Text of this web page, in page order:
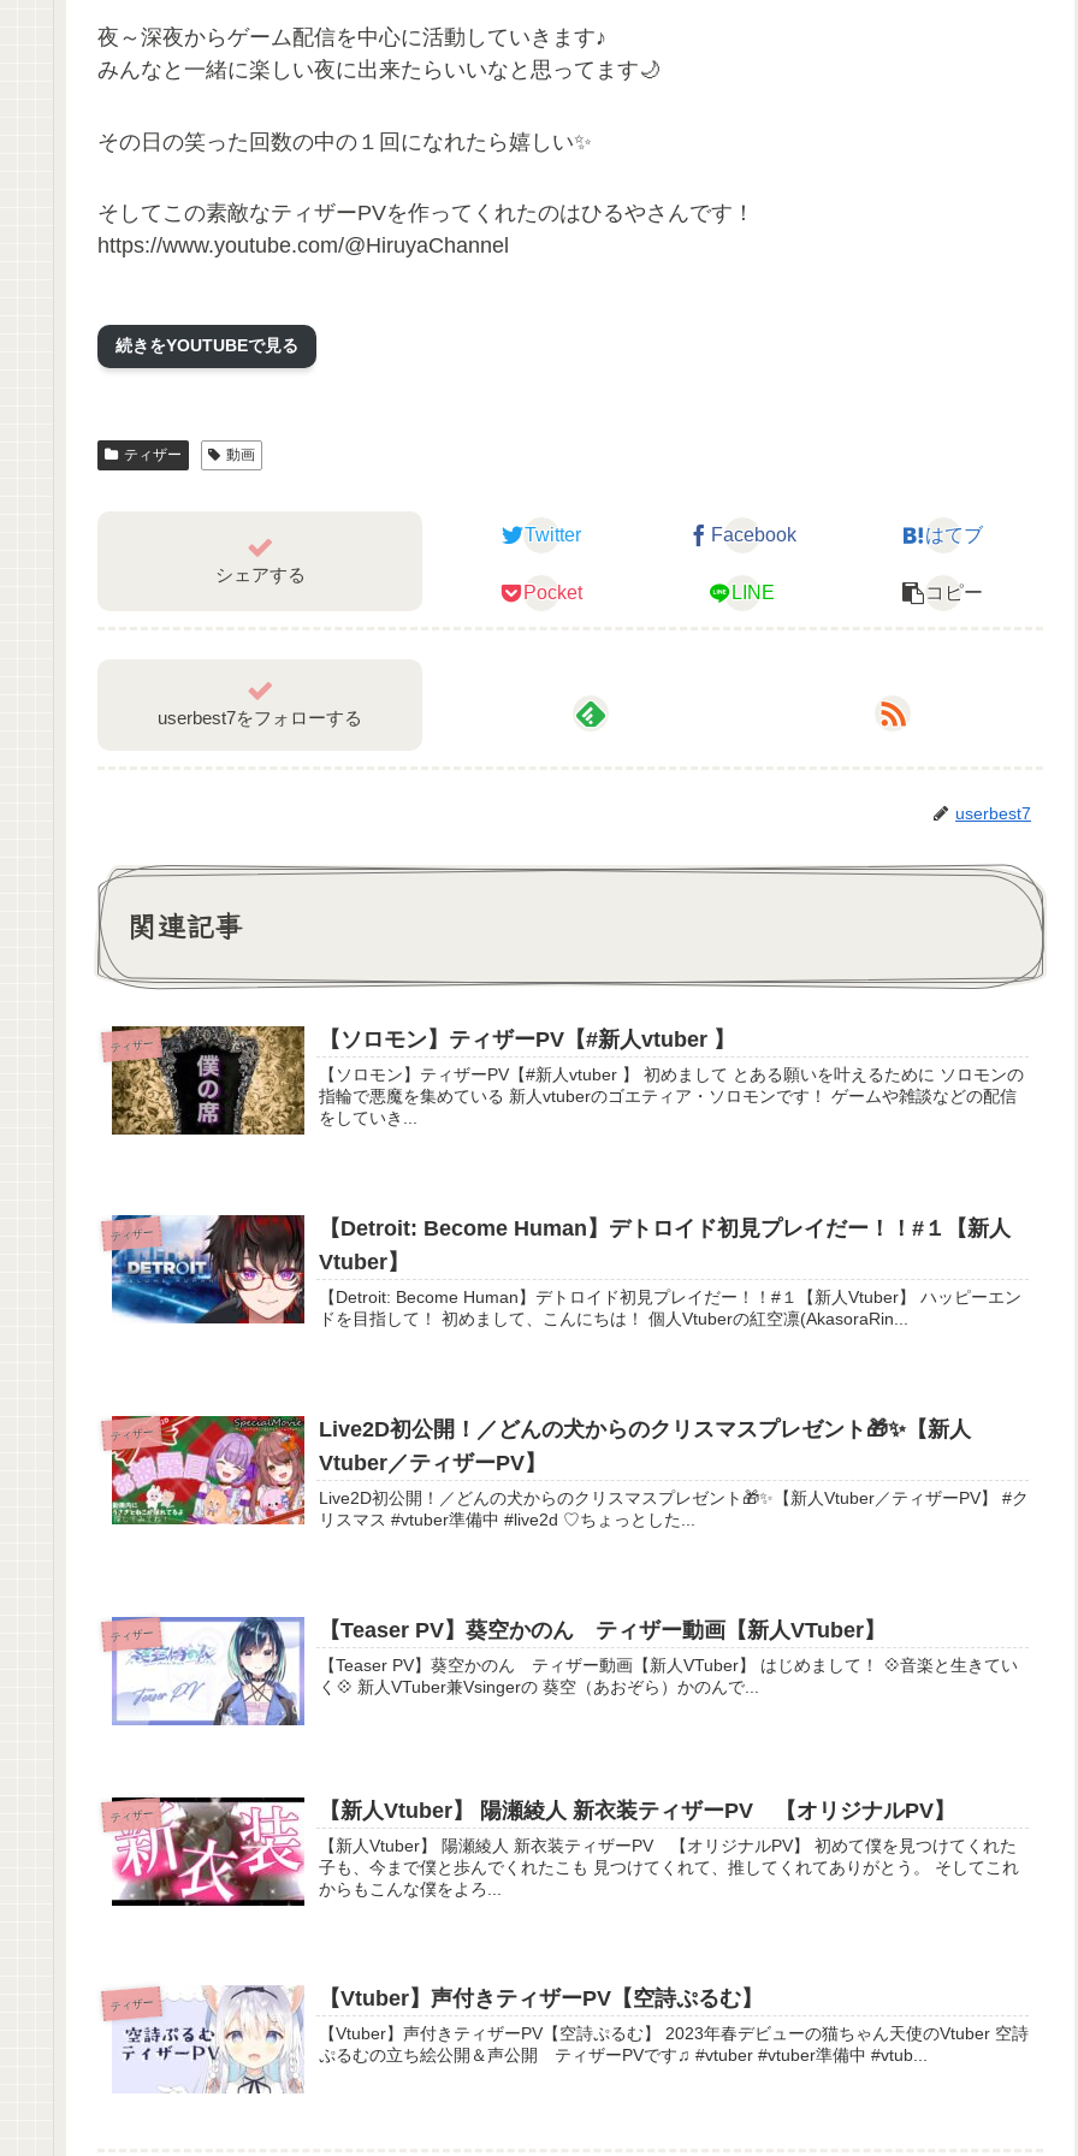
夜～深夜からゲーム配信を中心に活動していきます♪
みんなと一緒に楽しい夜に出来たらいいなと思ってます🌙
その日の笑った回数の中の１回になれたら嬉しい✨
そしてこの素敵なティザーPVを作ってくれたのはひるやさんです！
https://www.youtube.com/@HiruyaChannel
続きをYOUTUBEで見る
ティザー 動画
シェアする
Twitter Facebook はてブ
Pocket LINE コピー
userbest7をフォローする
userbest7
関連記事
ティザー 【ソロモン】ティザーPV【#新人vtuber 】
【ソロモン】ティザーPV【#新人vtuber 】 初めまして とある願いを叶えるために ソロモンの
指輪で悪魔を集めている 新人vtuberのゴエティア・ソロモンです！ ゲームや雑談などの配信
をしていき...
ティザー
【Detroit: Become Human】デトロイド初見プレイだー！！#１【新人
Vtuber】
【Detroit: Become Human】デトロイド初見プレイだー！！#１【新人Vtuber】 ハッピーエン
ドを目指して！ 初めまして、こんにちは！ 個人Vtuberの紅空凛(AkasoraRin...
ティザー
Live2D初公開！／どんの犬からのクリスマスプレゼント🎁✨【新人
Vtuber／ティザーPV】
Live2D初公開！／どんの犬からのクリスマスプレゼント🎁✨【新人Vtuber／ティザーPV】 #ク
リスマス #vtuber準備中 #live2d ♡ちょっとした...
ティザー 【Teaser PV】葵空かのん ティザー動画【新人VTuber】
【Teaser PV】葵空かのん ティザー動画【新人VTuber】 はじめまして！ 💠音楽と生きてい
く💠 新人VTuber兼Vsingerの 葵空（あおぞら）かのんで...
ティザー 【新人Vtuber】 陽瀬綾人 新衣装ティザーPV 【オリジナルPV】
【新人Vtuber】 陽瀬綾人 新衣装ティザーPV 【オリジナルPV】 初めて僕を見つけてくれた
子も、今まで僕と歩んでくれたこも 見つけてくれて、推してくれてありがとう。 そしてこれ
からもこんな僕をよろ...
ティザー 【Vtuber】声付きティザーPV【空詩ぷるむ】
【Vtuber】声付きティザーPV【空詩ぷるむ】 2023年春デビューの猫ちゃん天使のVtuber 空詩
ぷるむの立ち絵公開＆声公開 ティザーPVです♫ #vtuber #vtuber準備中 #vtub...